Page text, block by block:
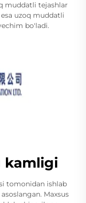
muddatli tejashlar
uzoq muddatli
bo'ladi.
kamligi
tomonidan ishlab
Maxsus